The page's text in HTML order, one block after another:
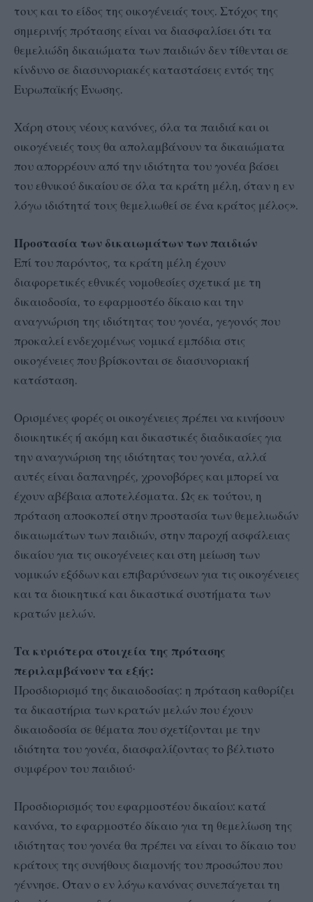
τους και το είδος της οικογένειάς τους. Στόχος της
σημερινής πρότασης είναι να διασφαλίσει ότι τα
θεμελιώδη δικαιώματα των παιδιών δεν τίθενται σε
κίνδυνο σε διασυνοριακές καταστάσεις εντός της
Ευρωπαϊκής Ένωσης.
Χάρη στους νέους κανόνες, όλα τα παιδιά και οι
οικογένειές τους θα απολαμβάνουν τα δικαιώματα
που απορρέουν από την ιδιότητα του γονέα βάσει
του εθνικού δικαίου σε όλα τα κράτη μέλη, όταν η εν
λόγω ιδιότητά τους θεμελιωθεί σε ένα κράτος μέλος».
Προστασία των δικαιωμάτων των παιδιών
Επί του παρόντος, τα κράτη μέλη έχουν
διαφορετικές εθνικές νομοθεσίες σχετικά με τη
δικαιοδοσία, το εφαρμοστέο δίκαιο και την
αναγνώριση της ιδιότητας του γονέα, γεγονός που
προκαλεί ενδεχομένως νομικά εμπόδια στις
οικογένειες που βρίσκονται σε διασυνοριακή
κατάσταση.
Ορισμένες φορές οι οικογένειες πρέπει να κινήσουν
διοικητικές ή ακόμη και δικαστικές διαδικασίες για
την αναγνώριση της ιδιότητας του γονέα, αλλά
αυτές είναι δαπανηρές, χρονοβόρες και μπορεί να
έχουν αβέβαια αποτελέσματα. Ως εκ τούτου, η
πρόταση αποσκοπεί στην προστασία των θεμελιωδών
δικαιωμάτων των παιδιών, στην παροχή ασφάλειας
δικαίου για τις οικογένειες και στη μείωση των
νομικών εξόδων και επιβαρύνσεων για τις οικογένειες
και τα διοικητικά και δικαστικά συστήματα των
κρατών μελών.
Τα κυριότερα στοιχεία της πρότασης
περιλαμβάνουν τα εξής:
Προσδιορισμό της δικαιοδοσίας: η πρόταση καθορίζει
τα δικαστήρια των κρατών μελών που έχουν
δικαιοδοσία σε θέματα που σχετίζονται με την
ιδιότητα του γονέα, διασφαλίζοντας το βέλτιστο
συμφέρον του παιδιού·
Προσδιορισμός του εφαρμοστέου δικαίου: κατά
κανόνα, το εφαρμοστέο δίκαιο για τη θεμελίωση της
ιδιότητας του γονέα θα πρέπει να είναι το δίκαιο του
κράτους της συνήθους διαμονής του προσώπου που
γέννησε. Όταν ο εν λόγω κανόνας συνεπάγεται τη